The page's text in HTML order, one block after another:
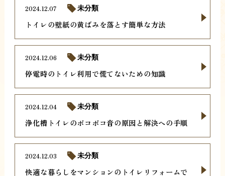
トイレの壁紙の黄ばみを落とす簡単な方法
2024.12.07 未分類
停電時のトイレ利用で慌てないための知識
2024.12.06 未分類
浄化槽トイレのボコボコ音の原因と解決への手順
2024.12.04 未分類
快適な暮らしをマンションのトイレリフォームで
2024.12.03 未分類